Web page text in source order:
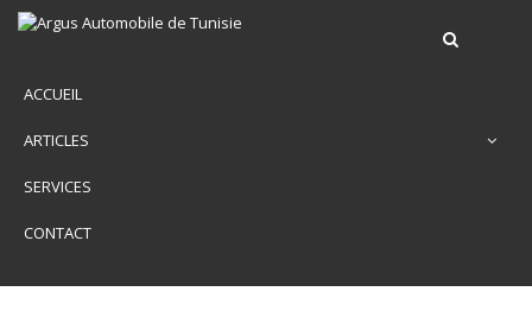
ACCUEIL
ARTICLES
SERVICES
CONTACT